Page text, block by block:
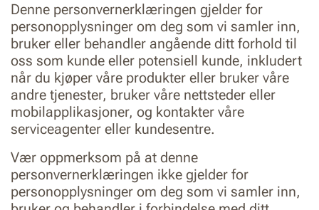
Denne personvernerklæringen gjelder for
personopplysninger om deg som vi samler inn,
bruker eller behandler angående ditt forhold til
oss som kunde eller potensiell kunde, inkludert
når du kjøper våre produkter eller bruker våre
andre tjenester, bruker våre nettsteder eller
mobilapplikasjoner, og kontakter våre
serviceagenter eller kundesentre.
Vær oppmerksom på at denne
personvernerklæringen ikke gjelder for
personopplysninger om deg som vi samler inn,